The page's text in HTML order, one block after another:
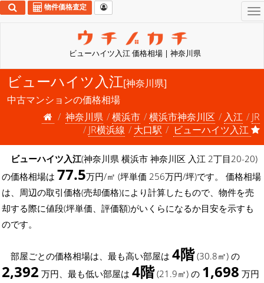
ビューハイツ入江 価格相場 | 神奈川県
物件価格査定
ビューハイツ入江[神奈川県]
中古マンションの価格相場
神奈川県
横浜市 横浜市神奈川区 入江
JR
JR横浜線
大口駅 ビューハイツ入江
ビューハイツ入江(神奈川県 横浜市 神奈川区 入江 2丁目20-20)
の価格相場は 77.5万円/㎡ (坪単価 256万円/坪)です。 価格相場
は、周辺の取引価格(売却価格)により計算したもので、物件を売
却する際に値段(坪単価、評価額)がいくらになるか目安を示すも
のです。
部屋ごとの価格相場は、最も高い部屋は 4階(30.8㎡) の
2,392 万円、最も低い部屋は 4階(21.9㎡) の 1,698 万円